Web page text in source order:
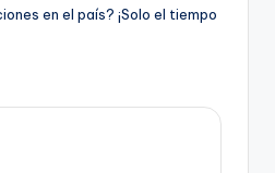
en el país? ¡Solo el tiempo